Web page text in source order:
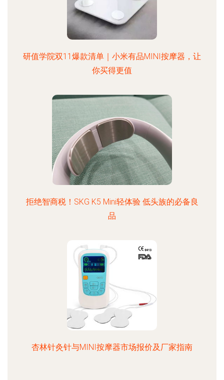
研值学院双11爆款清单｜小米有品MINI按摩器，让
你买得更值
拒绝智商税！SKG K5 Mini轻体验 低头族的必备良
品
杏林针灸针与MINI按摩器市场报价及厂家指南